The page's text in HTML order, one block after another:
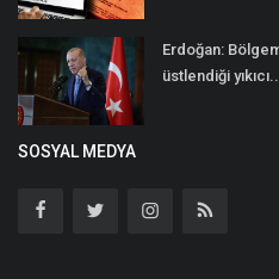
Erdoğan:
üstlendiği yıkıcı...
SOSYAL MEDYA